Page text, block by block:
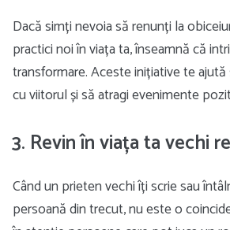
Dacă simți nevoia să renunți la
practici noi în viața ta, înseamnă că
transformare. Aceste inițiative te
cu viitorul și să atragi evenimente
3. Revin în viața ta vechi
Când un prieten vechi îți scrie sau
persoană din trecut, nu este o